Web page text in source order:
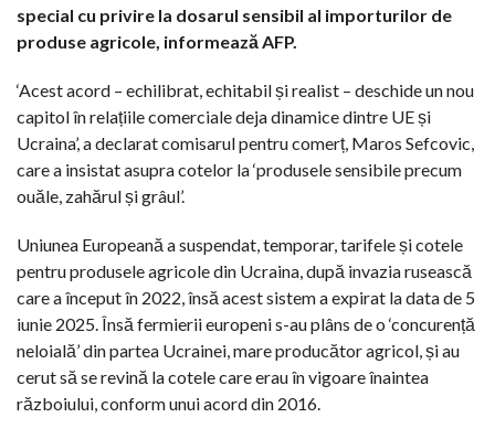
special cu privire la dosarul sensibil al importurilor de
produse agricole, informează AFP.
‘Acest acord – echilibrat, echitabil și realist – deschide un nou
capitol în relațiile comerciale deja dinamice dintre UE și
Ucraina’, a declarat comisarul pentru comerț, Maros Sefcovic,
care a insistat asupra cotelor la ‘produsele sensibile precum
ouăle, zahărul și grâul’.
Uniunea Europeană a suspendat, temporar, tarifele și cotele
pentru produsele agricole din Ucraina, după invazia rusească
care a început în 2022, însă acest sistem a expirat la data de 5
iunie 2025. Însă fermierii europeni s-au plâns de o ‘concurență
neloială’ din partea Ucrainei, mare producător agricol, și au
cerut să se revină la cotele care erau în vigoare înaintea
războiului, conform unui acord din 2016.